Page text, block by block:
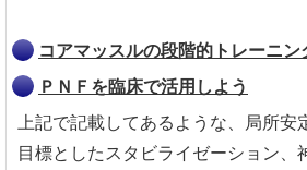
コアマッスルの段階的トレーニン
ＰＮＦを臨床で活用しよう
上記で記載してあるような、局所安
目標としたスタビライゼーション、